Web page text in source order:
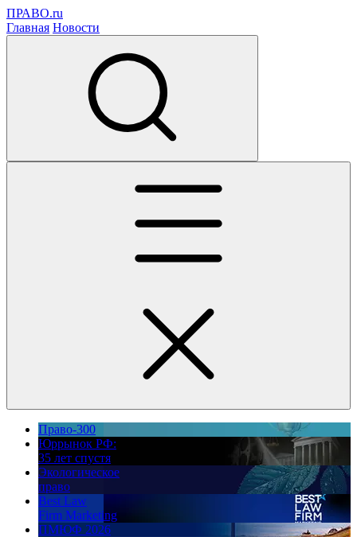
ПРАВО.ru
Главная Новости
Право-300
Юррынок РФ:
35 лет спустя
Экологическое
право
Best Law
Firm Marketing
ПМЮФ 2026